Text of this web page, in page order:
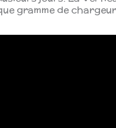
gramme de